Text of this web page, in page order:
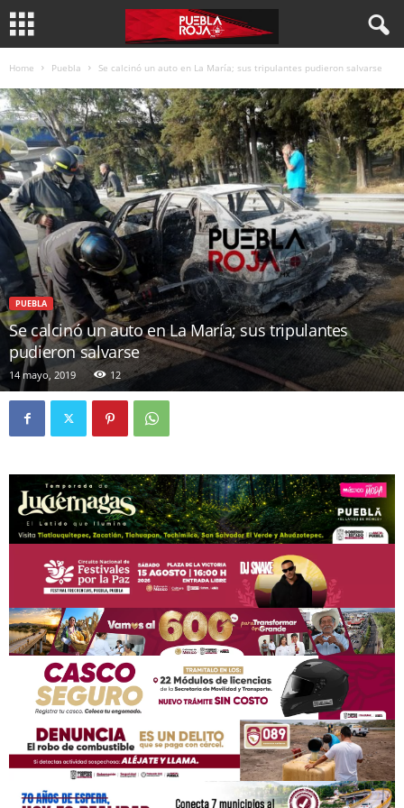
Home Puebla Se calcinó un auto en La María; sus tripulantes pudieron salvarse
PUEBLA
Se calcinó un auto en La María; sus tripulantes
pudieron salvarse
14 mayo, 2019 12